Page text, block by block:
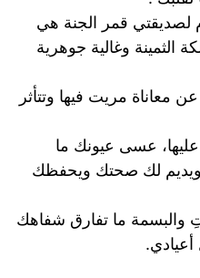
لصديقتي قمر الجنة هي
الثمينة وغالية جوهرية
معاناة مريت فيها وتتأثر
عسى عيونك ما
ويديم لك صحتك ويحفظك
والبسمة ما تفارق شفاهك